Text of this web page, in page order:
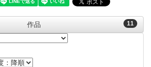
11
作品